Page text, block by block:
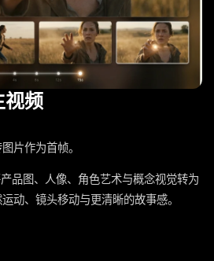
视频
片作为首帧。
品图、人像、角色艺术与概念视觉转为
动、镜头移动与更清晰的故事感。